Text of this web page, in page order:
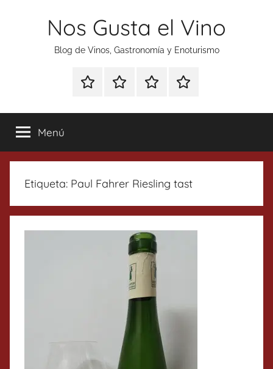
Nos Gusta el Vino
Blog de Vinos, Gastronomía y Enoturismo
Especial
Tonics
Enoturismo
Gastronomía
RankingContacto
Menú
Etiqueta: Paul Fahrer Riesling tast